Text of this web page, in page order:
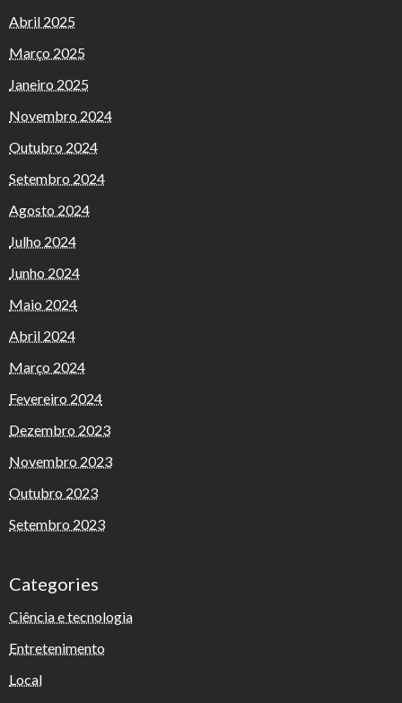
Abril 2025
Março 2025
Janeiro 2025
Novembro 2024
Outubro 2024
Setembro 2024
Agosto 2024
Julho 2024
Junho 2024
Maio 2024
Abril 2024
Março 2024
Fevereiro 2024
Dezembro 2023
Novembro 2023
Outubro 2023
Setembro 2023
Categories
Ciência e tecnologia
Entretenimento
Local